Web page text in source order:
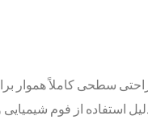
سطحی کاملاً
از فوم